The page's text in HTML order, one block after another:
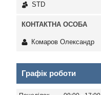
STD
Комаров Олександр
Графік роботи